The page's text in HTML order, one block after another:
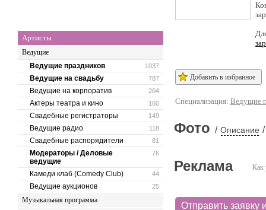
Артисты
Ведущие
1037
Ведущие праздников
787
Ведущие на свадьбу
204
Ведущие на корпоратив
160
Актеры театра и кино
149
Свадебные регистраторы
118
Ведущие радио
81
Свадебные распорядители
76
Модераторы / Деловые
ведущие
44
Камеди клаб (Comedy Club)
25
Ведущие аукционов
Музыкальная программа
Добавить в избранное
Специализация: Ведущие
Фото / Описание /
Как
Реклама
Отправить заявку